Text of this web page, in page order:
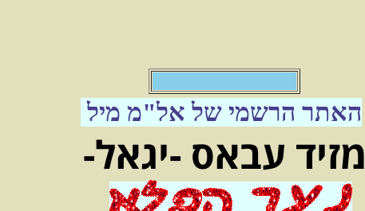
האתר הרשמי של אל"מ מיל
מזיד עבאס -יגאל-